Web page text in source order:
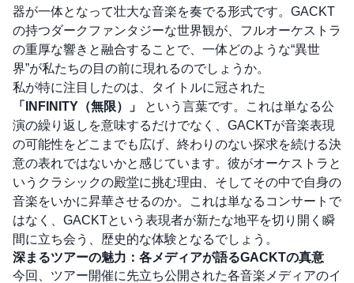
器が一体となって壮大な音楽を奏でる形式です。GACKT
の持つダークファンタジーな世界観が、フルオーケストラ
の重厚な響きと融合することで、一体どのような“異世
界”が私たちの目の前に現れるのでしょうか。
私が特に注目したのは、タイトルに冠された
「INFINITY（無限）」
という言葉です。これは単なる公
演の繰り返しを意味するだけでなく、GACKTが音楽表現
の可能性をどこまでも広げ、終わりのない探求を続ける決
意の表れではないかと感じています。彼がオーケストラと
いうクラシックの殿堂に挑む理由、そしてその中で自身の
音楽をいかに昇華させるのか。これは単なるコンサートで
はなく、GACKTという表現者が新たな地平を切り開く瞬
間に立ち会う、歴史的な体験となるでしょう。
深まるツアーの魅力：各メディアが語るGACKTの真意
今回、ツアー開催に先立ち公開された各音楽メディアのイ